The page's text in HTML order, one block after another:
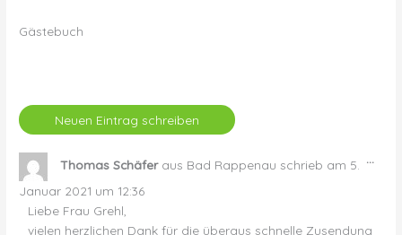
Gästebuch
Thomas Schäfer aus Bad Rappenau schrieb am 5.
Januar 2021 um 12:36
Liebe Frau Grehl,
vielen herzlichen Dank für die überaus schnelle Zusendung
...